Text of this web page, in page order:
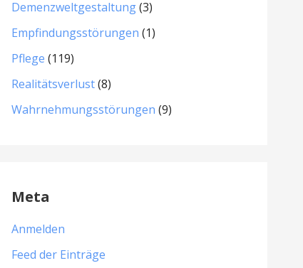
Demenzweltgestaltung(3)
Empfindungsstörungen (1)
Pflege (119)
Realitätsverlust(8)
Wahrnehmungsstörungen (9)
Meta
Anmelden
Feed der Einträge